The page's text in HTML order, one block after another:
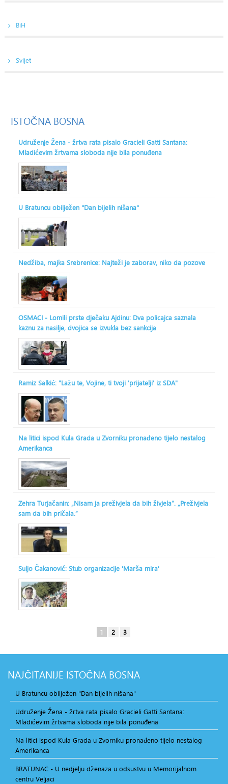
BiH
Svijet
ISTOČNA BOSNA
Udruženje Žena - žrtva rata pisalo Gracieli Gatti Santana:
Mladićevim žrtvama sloboda nije bila ponuđena
U Bratuncu obilježen "Dan bijelih nišana"
Nedžiba, majka Srebrenice: Najteži je zaborav, niko da pozove
OSMACI - Lomili prste dječaku Ajdinu: Dva policajca saznala
kaznu za nasilje, dvojica se izvukla bez sankcija
Ramiz Salkić: "Lažu te, Vojine, ti tvoji 'prijatelji' iz SDA"
Na litici ispod Kula Grada u Zvorniku pronađeno tijelo nestalog
Amerikanca
Zehra Turjačanin: „Nisam ja preživjela da bih živjela“. „Preživjela
sam da bih pričala.“
Suljo Čakanović: Stub organizacije 'Marša mira'
1 2 3
NAJČITANIJE ISTOČNA BOSNA
U Bratuncu obilježen "Dan bijelih nišana"
Udruženje Žena - žrtva rata pisalo Gracieli Gatti Santana:
Mladićevim žrtvama sloboda nije bila ponuđena
Na litici ispod Kula Grada u Zvorniku pronađeno tijelo nestalog
Amerikanca
BRATUNAC - U nedjelju dženaza u odsustvu u Memorijalnom
centru Veljaci